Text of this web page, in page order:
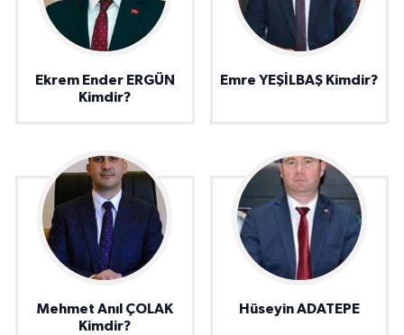
Ekrem Ender ERGÜN
Kimdir?
Emre YEŞİLBAŞ Kimdir?
Mehmet Anıl ÇOLAK
Kimdir?
Hüseyin ADATEPE